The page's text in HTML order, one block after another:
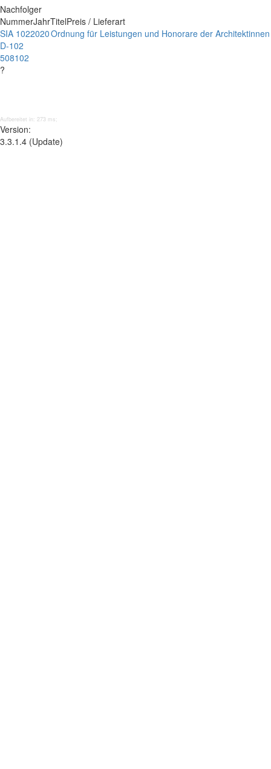
Nachfolger
NummerJahrTitelPreis / Lieferart
SIA 102
D-102
508102
?
2020Ordnung für Leistungen und Honorare der
Aufbereitet in: 273 ms;
Version:
3.3.1.4 (Update)